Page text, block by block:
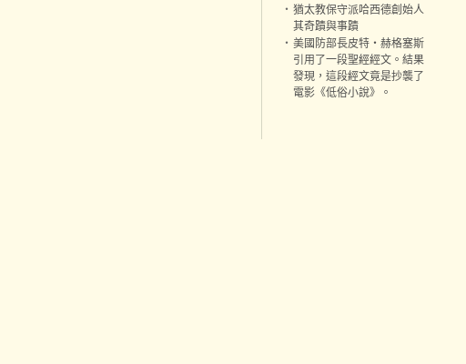
‧ 猶太教保守派哈西德創始人
其奇蹟與事蹟
‧ 美國防部長皮特‧赫格塞斯
引用了一段聖經經文。結果
發現，這段經文竟是抄襲了
電影《低俗小說》。